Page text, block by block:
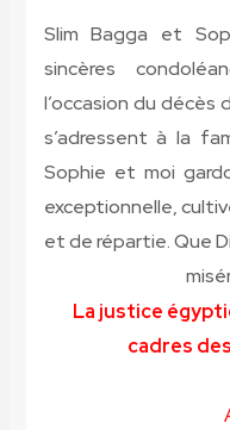
Slim Bagga et
sincères
l’occasion du décès
s’adressent à la
Sophie et moi
exceptionnelle,
et de répartie. Que
La justice
cadres